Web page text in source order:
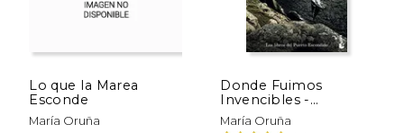
15%
dcto.
Lo que la Marea
Esconde
María Oruña
Donde Fuimos
Invencibles -
Mar&Iacute;A
Oru&Ntilde;A - Libro
María Oruña